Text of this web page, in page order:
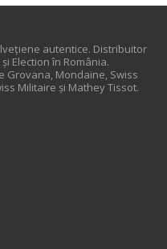
autentice. Distribuitor
Election în România.
Mondaine, Swiss
Militaire și Mathey Tissot.